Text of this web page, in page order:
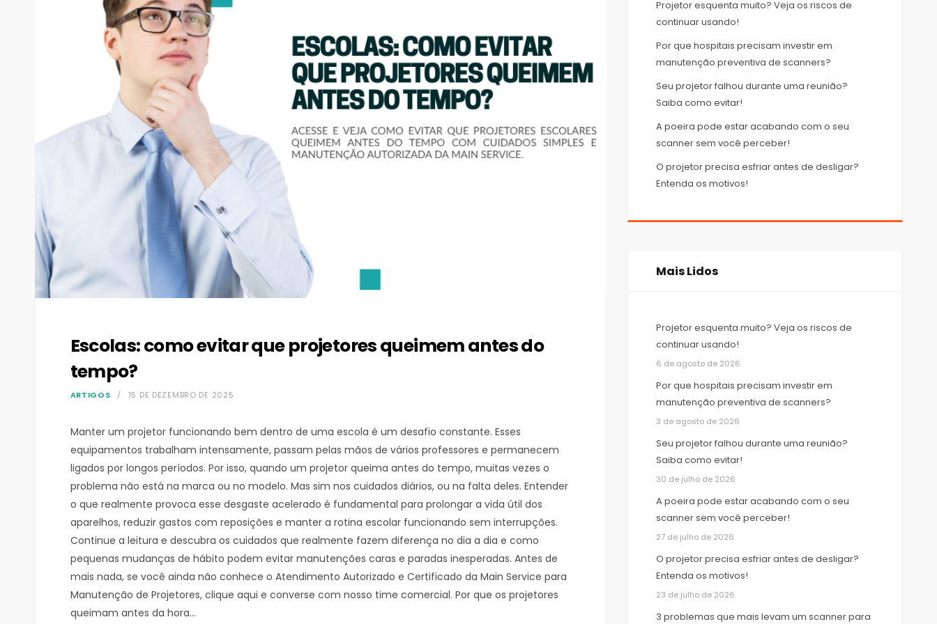
Escolas: como evitar que projetores queimem antes do
tempo?
ARTIGOS 15 DE DEZEMBRO DE 2025
Manter um projetor funcionando bem dentro de uma escola é um desafio constante. Esses
equipamentos trabalham intensamente, passam pelas mãos de vários professores e permanecem
ligados por longos períodos. Por isso, quando um projetor queima antes do tempo, muitas vezes o
problema não está na marca ou no modelo. Mas sim nos cuidados diários, ou na falta deles. Entender
o que realmente provoca esse desgaste acelerado é fundamental para prolongar a vida útil dos
aparelhos, reduzir gastos com reposições e manter a rotina escolar funcionando sem interrupções.
Continue a leitura e descubra os cuidados que realmente fazem diferença no dia a dia e como
pequenas mudanças de hábito podem evitar manutenções caras e paradas inesperadas. Antes de
mais nada, se você ainda não conhece o Atendimento Autorizado e Certificado da Main Service para
Manutenção de Projetores, clique aqui e converse com nosso time comercial. Por que os projetores
queimam antes da hora…
Projetor esquenta muito? Veja os riscos de
continuar usando!
Por que hospitais precisam investir em
manutenção preventiva de scanners?
Seu projetor falhou durante uma reunião?
Saiba como evitar!
A poeira pode estar acabando com o seu
scanner sem você perceber!
O projetor precisa esfriar antes de desligar?
Entenda os motivos!
Mais Lidos
Projetor esquenta muito? Veja os riscos de
continuar usando!
6 de agosto de 2026
Por que hospitais precisam investir em
manutenção preventiva de scanners?
3 de agosto de 2026
Seu projetor falhou durante uma reunião?
Saiba como evitar!
30 de julho de 2026
A poeira pode estar acabando com o seu
scanner sem você perceber!
27 de julho de 2026
O projetor precisa esfriar antes de desligar?
Entenda os motivos!
23 de julho de 2026
3 problemas que mais levam um scanner para